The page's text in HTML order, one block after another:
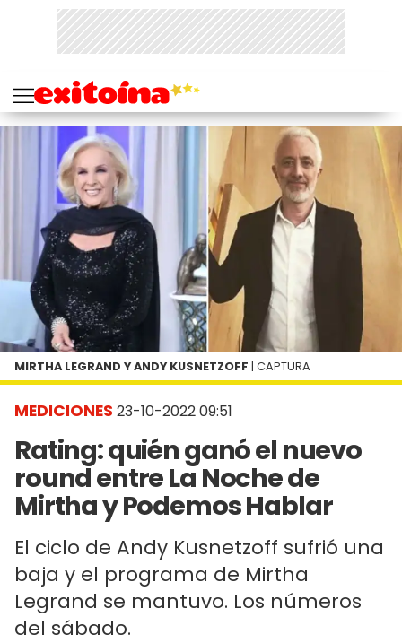
MEDICIONES 23-10-2022 09:51
Rating: quién ganó el nuevo
round entre La Noche de
Mirtha y Podemos Hablar
El ciclo de Andy Kusnetzoff sufrió una
baja y el programa de Mirtha
Legrand se mantuvo. Los números
del sábado.
MIRTHA LEGRAND Y ANDY KUSNETZOFF | CAPTURA